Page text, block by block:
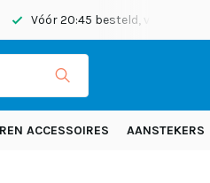
Vóór 20:45 besteld, vandaag
ACCESSOIRES AANSTEKERS